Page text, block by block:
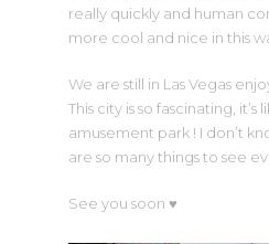
really quickly and human
more cool and nice in this
We are still in Las Vegas
This city is so fascinating,
amusement park ! I don’t
are so many things to see
See you soon ♥